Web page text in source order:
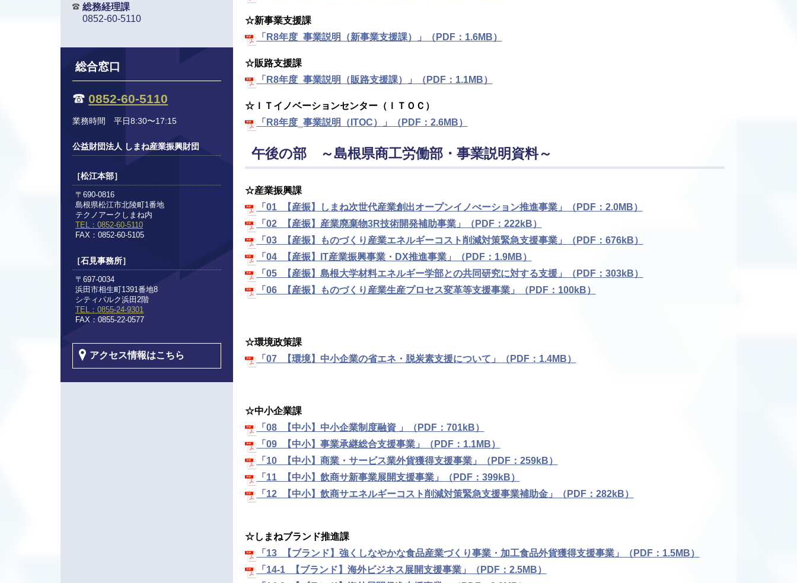
☆新事業支援課
「R8年度_事業説明（新事業支援課）」（PDF：1.6MB）
☆販路支援課
「R8年度_事業説明（販路支援課）」（PDF：1.1MB）
☆ＩＴイノベーションセンター（ＩＴＯＣ）
「R8年度‗事業説明（ITOC）」（PDF：2.6MB）
午後の部 ～島根県商工労働部・事業説明資料～
☆産業振興課
「01_【産振】しまね次世代産業創出オープンイノべーション推進事業」（PDF：2.0MB）
「02_【産振】産業廃棄物3R技術開発補助事業」（PDF：222kB）
「03_【産振】ものづくり産業エネルギーコスト削減対策緊急支援事業」（PDF：676kB）
「04_【産振】IT産業振興事業・DX推進事業」（PDF：1.9MB）
「05_【産振】島根大学材料エネルギー学部との共同研究に対する支援」（PDF：303kB）
「06_【産振】ものづくり産業生産プロセス変革等支援事業」（PDF：100kB）
☆環境政策課
「07_【環境】中小企業の省エネ・脱炭素支援について」（PDF：1.4MB）
☆中小企業課
「08_【中小】中小企業制度融資 」（PDF：701kB）
「09_【中小】事業承継総合支援事業」（PDF：1.1MB）
「10_【中小】商業・サービス業外貨獲得支援事業」（PDF：259kB）
「11_【中小】飲商サ新事業展開支援事業」（PDF：399kB）
「12_【中小】飲商サエネルギーコスト削減対策緊急支援事業補助金」（PDF：282kB）
☆しまねブランド推進課
「13_【ブランド】強くしなやかな食品産業づくり事業・加工食品外貨獲得支援事業」（PDF：1.5MB）
「14-1_【ブランド】海外ビジネス展開支援事業」（PDF：2.5MB）
総務経理課
0852-60-5110
総合窓口
0852-60-5110
業務時間 平日8:30〜17:15
公益財団法人 しまね産業振興財団
［松江本部］
〒690-0816
島根県松江市北陵町1番地
テクノアークしまね内
TEL：0852-60-5110
FAX：0852-60-5105
［石見事務所］
〒697-0034
浜田市相生町1391番地8
シティパルク浜田2階
TEL：0855-24-9301
FAX：0855-22-0577
アクセス情報はこちら